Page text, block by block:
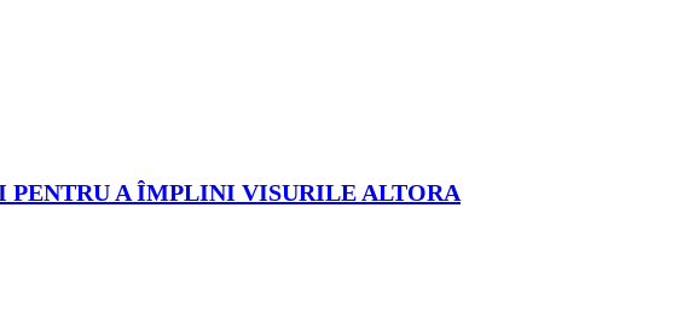
PENTRU A ÎMPLINI VISURILE ALTORA